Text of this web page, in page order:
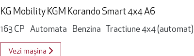
KG Mobility KGM Korando Smart 4x4 A6
163 CP
Automata Benzina Tractiune 4x4 (automat)
Vezi mașina